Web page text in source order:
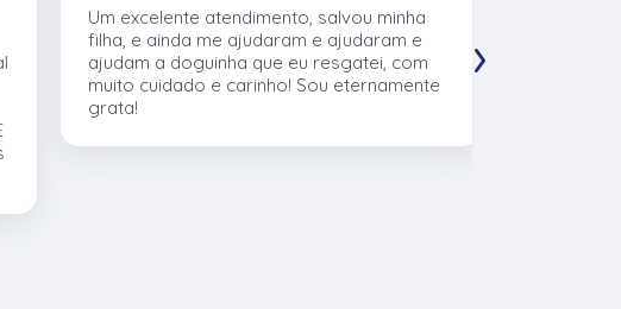
Um excelente atendimento, salvou minha
filha, e ainda me ajudaram e ajudaram e
ajudam a doguinha que eu resgatei, com
muito cuidado e carinho! Sou eternamente
grata!
›